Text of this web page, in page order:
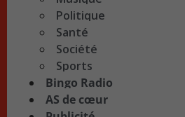
Politique
Santé
Société
Sports
Bingo Radio
AS de cœur